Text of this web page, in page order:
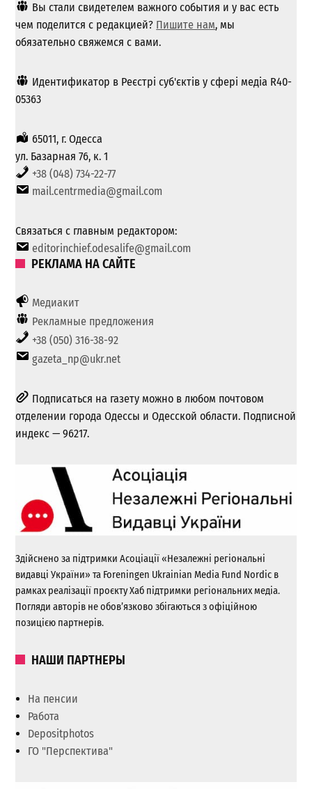
Вы стали свидетелем важного события и у вас есть
чем поделится с редакцией? Пишите нам, мы
обязательно свяжемся с вами.
Идентификатор в Реєстрі суб'єктів у сфері медіа R40-
05363
65011, г. Одесса
ул. Базарная 76, к. 1
+38 (048) 734-22-77
mail.centrmedia@gmail.com
Связаться с главным редактором:
editorinchief.odesalife@gmail.com
РЕКЛАМА НА САЙТЕ
Медиакит
Рекламные предложения
+38 (050) 316-38-92
gazeta_np@ukr.net
Подписаться на газету можно в любом почтовом
отделении города Одессы и Одесской области. Подписной
индекс — 96217.
Здійснено за підтримки Асоціації «Незалежні регіональні
видавці України» та Foreningen Ukrainian Media Fund Nordic в
рамках реалізації проєкту Хаб підтримки регіональних медіа.
Погляди авторів не обов’язково збігаються з офіційною
позицією партнерів.
НАШИ ПАРТНЕРЫ
На пенсии
Работа
Depositphotos
ГО "Перспектива"